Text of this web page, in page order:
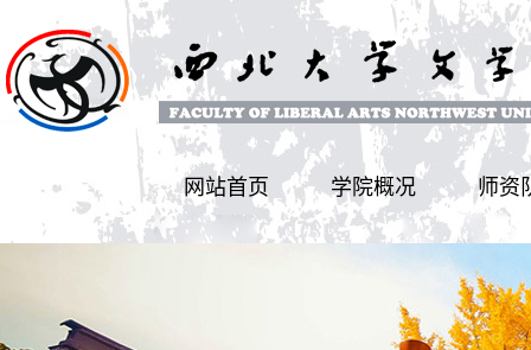
网站首页 学院概况 师资